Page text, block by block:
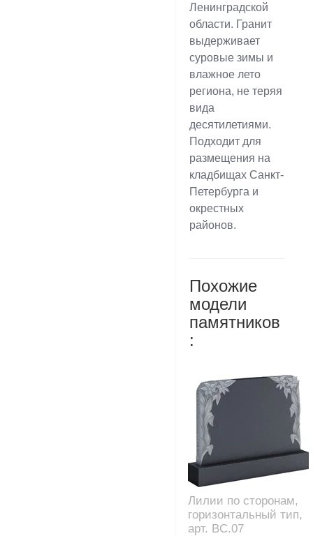
Ленинградской
области. Гранит
выдерживает
суровые зимы и
влажное лето
региона, не теряя
вида
десятилетиями.
Подходит для
размещения на
кладбищах Санкт-
Петербурга и
окрестных
районов.
Похожие
модели
памятников
:
Лилии по сторонам,
горизонтальный тип,
арт. BC.07